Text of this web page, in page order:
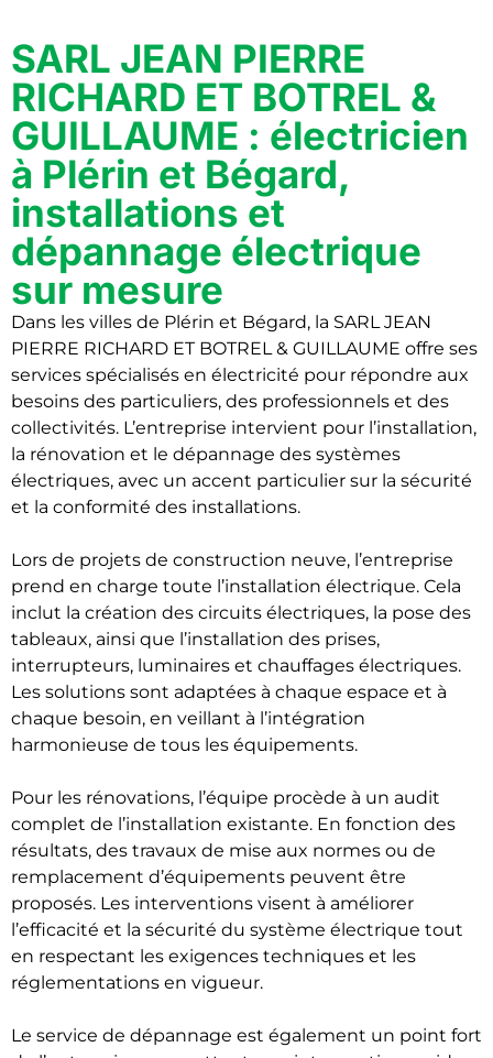
SARL JEAN PIERRE
RICHARD ET BOTREL &
GUILLAUME : électricien
à Plérin et Bégard,
installations et
dépannage électrique
sur mesure
Dans les villes de Plérin et Bégard, la SARL JEAN
PIERRE RICHARD ET BOTREL & GUILLAUME offre ses
services spécialisés en électricité pour répondre aux
besoins des particuliers, des professionnels et des
collectivités. L’entreprise intervient pour l’installation,
la rénovation et le dépannage des systèmes
électriques, avec un accent particulier sur la sécurité
et la conformité des installations.
Lors de projets de construction neuve, l’entreprise
prend en charge toute l’installation électrique. Cela
inclut la création des circuits électriques, la pose des
tableaux, ainsi que l’installation des prises,
interrupteurs, luminaires et chauffages électriques.
Les solutions sont adaptées à chaque espace et à
chaque besoin, en veillant à l’intégration
harmonieuse de tous les équipements.
Pour les rénovations, l’équipe procède à un audit
complet de l’installation existante. En fonction des
résultats, des travaux de mise aux normes ou de
remplacement d’équipements peuvent être
proposés. Les interventions visent à améliorer
l’efficacité et la sécurité du système électrique tout
en respectant les exigences techniques et les
réglementations en vigueur.
Le service de dépannage est également un point fort